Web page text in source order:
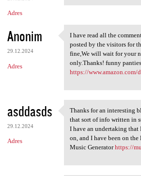
Adres
Anonim
29.12.2024
Adres
I have read all the
I have read all the
posted by the visitors for
fine,We will wait for your
only.Thanks! funny
https://www.amazon.com/
asddasds
29.12.2024
Adres
Thanks for an
Thanks for an interesting
that sort of info written in
I have an undertaking that
on, and I have been on
Music Generatorhttps://